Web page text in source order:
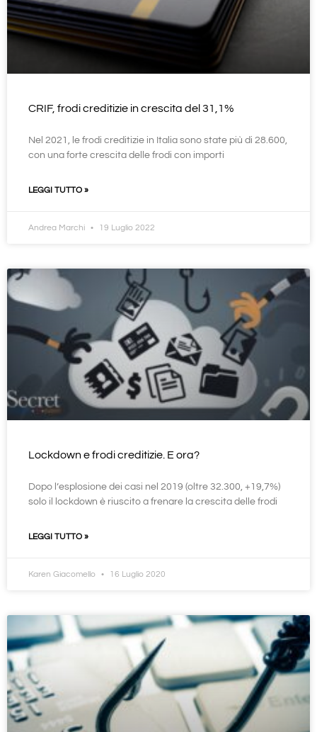
CRIF, frodi creditizie in crescita del 31,1%
Nel 2021, le frodi creditizie in Italia sono state più di 28.600,
con una forte crescita delle frodi con importi
LEGGI TUTTO »
Andrea Marchi 19 Luglio 2022
Lockdown e frodi creditizie. E ora?
Dopo l’esplosione dei casi nel 2019 (oltre 32.300, +19,7%)
solo il lockdown è riuscito a frenare la crescita delle frodi
LEGGI TUTTO »
Karen Giacomello 16 Luglio 2020